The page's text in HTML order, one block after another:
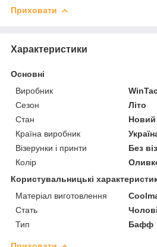
Приховати
Характеристики
Основні
Виробник
Сезон
Літо
Стан
Новий
Країна виробник
Візерунки і принти
Без
Колір
Користувальницькі
Матеріал виготовлення
Стать
Тип
Бафф